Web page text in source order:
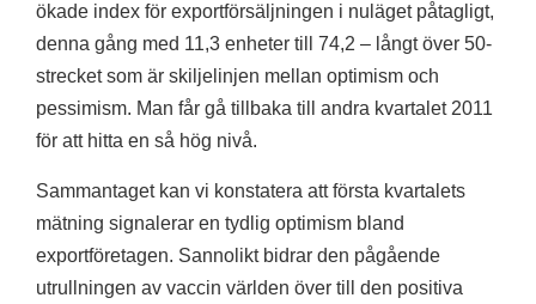
ökade index för exportförsäljningen i nuläget påtagligt,
denna gång med 11,3 enheter till 74,2 – långt över 50-
strecket som är skiljelinjen mellan optimism och
pessimism. Man får gå tillbaka till andra kvartalet 2011
för att hitta en så hög nivå.
Sammantaget kan vi konstatera att första kvartalets
mätning signalerar en tydlig optimism bland
exportföretagen. Sannolikt bidrar den pågående
utrullningen av vaccin världen över till den positiva